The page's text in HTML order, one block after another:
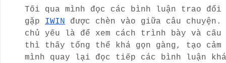
Tối qua mình đọc các bình luận trao
gặp IWIN được chèn vào giữa câu
chủ yếu là để xem cách trình bày và
thì thấy tổng thể khá gọn gàng, tạo
mình quay lại đọc tiếp các bình luận